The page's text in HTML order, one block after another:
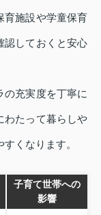
育施設や学童保育
認しておくと安心
の充実度を丁寧に
わたって暮らしや
くなります。
子育て世帯への
影響